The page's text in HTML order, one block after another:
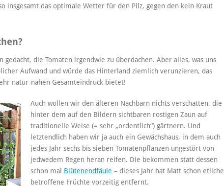
insgesamt das optimale Wetter für den Pilz, gegen den kein Kraut
gedacht, die Tomaten irgendwie zu überdachen. Aber alles, was uns
Aufwand und würde das Hinterland ziemlich verunzieren, das
natur-nahen Gesamteindruck bietet!
Auch wollen wir den älteren Nachbarn nichts verschatten, die
hinter dem auf den Bildern sichtbaren rostigen Zaun auf
traditionelle Weise (= sehr „ordentlich“) gärtnern. Und
letztendlich haben wir ja auch ein Gewächshaus, in dem auch
jedes Jahr sechs bis sieben Tomatenpflanzen ungestört von
jedwedem Regen heran reifen. Die bekommen statt dessen
schon mal Blütenendfäule – dieses Jahr hat Matt schon etliche
betroffene Früchte vorzeitig entfernt.